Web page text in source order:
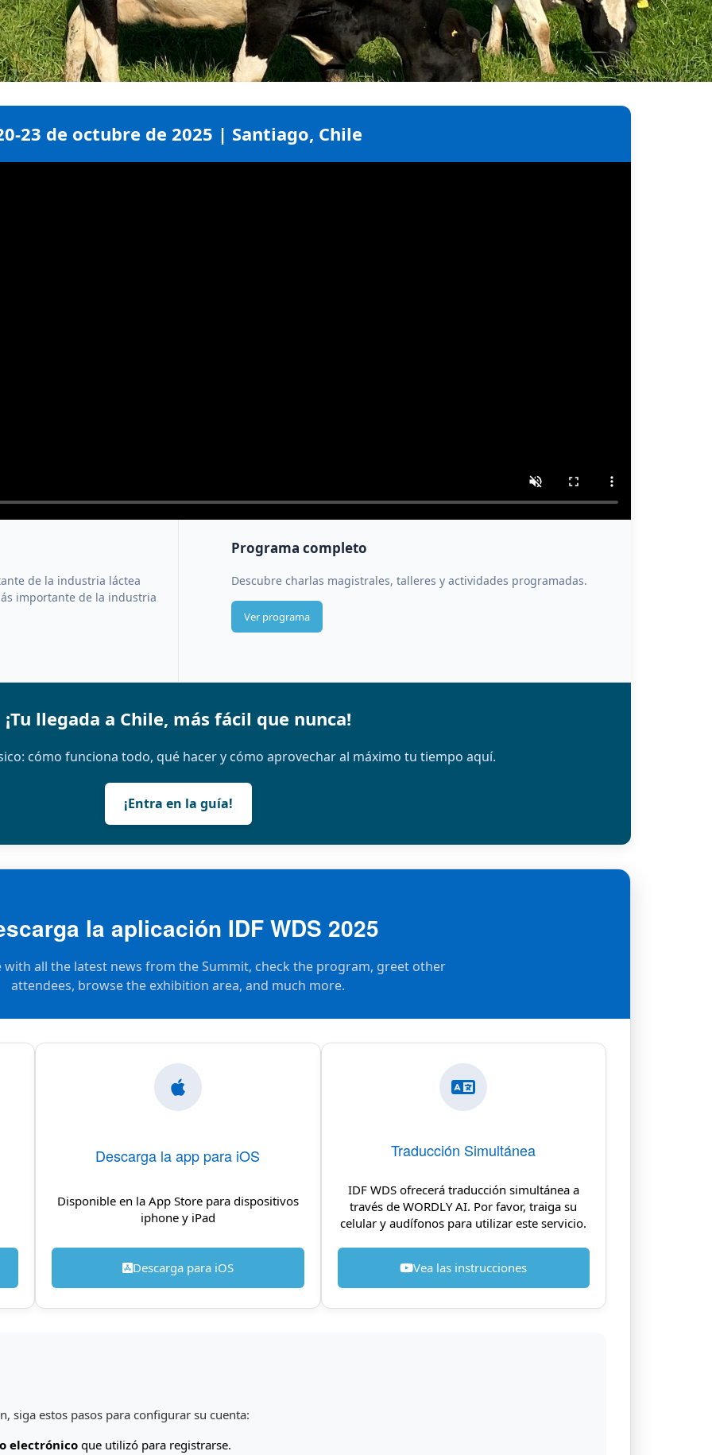
23 de octubre de 2025 | Santiago, Chile
de la industria láctea
importante de la industria
Programa completo
Descubre charlas magistrales, talleres y actividades programadas.
Ver programa
¡Tu llegada a Chile, más fácil que nunca!
cómo funciona todo, qué hacer y cómo aprovechar al máximo tu tiempo aquí.
¡Entra en la guía!
la aplicación IDF WDS 2025
with all the latest news from the Summit, check the program, greet other
attendees, browse the exhibition area, and much more.
Descarga la app para iOS
Disponible en la App Store para dispositivos
iphone y iPad
Descarga para iOS
Traducción Simultánea
IDF WDS ofrecerá traducción simultánea a
través de WORDLY AI. Por favor, traiga su
celular y audífonos para utilizar este servicio.
Vea las instrucciones
siga estos pasos para configurar su cuenta:
electrónico que utilizó para registrarse.